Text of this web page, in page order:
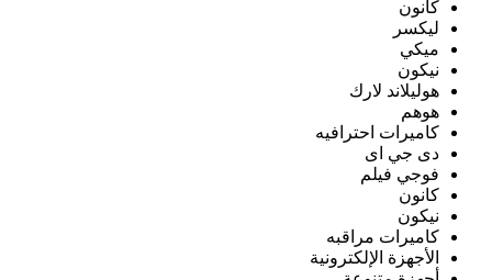
كانون
ليكسر
ميكي
نيكون
هوليلاند لارك
هوهم
كاميرات احترافيه
دى جي اى
فوجي فيلم
كانون
نيكون
كاميرات مراقبه
الأجهزة الإلكترونية